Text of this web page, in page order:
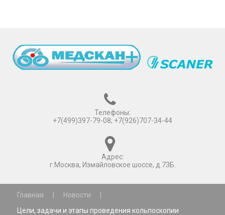
Телефоны:
+7(499)397-79-08; +7(926)707-34-44
Адрес:
г.Москва, Измайловское шоссе, д.73Б.
Главная Новости
Цели, задачи и этапы проведения кольпоскопии